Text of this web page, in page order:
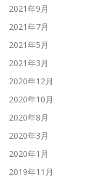
2021年9月
2021年7月
2021年5月
2021年3月
2020年12月
2020年10月
2020年8月
2020年3月
2020年1月
2019年11月